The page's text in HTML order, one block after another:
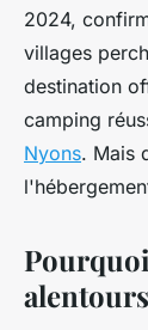
2024,
villages
destination
camping
Nyons. Mais